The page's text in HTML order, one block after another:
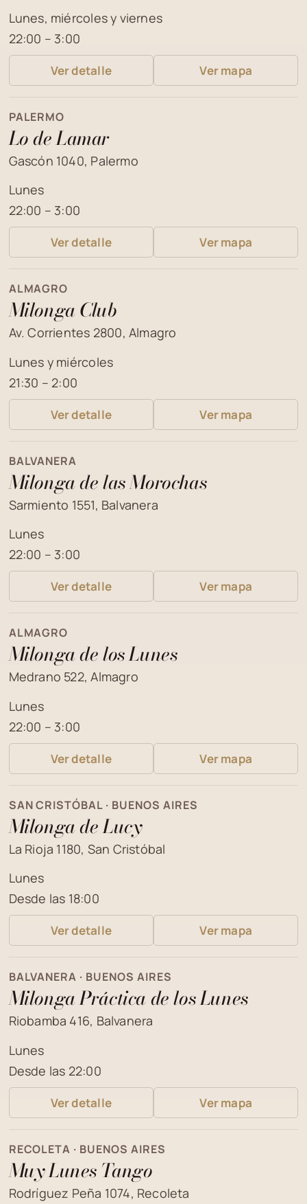
Lunes, miércoles y viernes
22:00 – 3:00
Ver detalle Ver mapa
PALERMO
Lo de Lamar
Gascón 1040, Palermo
Lunes
22:00 – 3:00
Ver detalle Ver mapa
ALMAGRO
Milonga Club
Av. Corrientes 2800, Almagro
Lunes y miércoles
21:30 – 2:00
Ver detalle Ver mapa
BALVANERA
Milonga de las Morochas
Sarmiento 1551, Balvanera
Lunes
22:00 – 3:00
Ver detalle Ver mapa
ALMAGRO
Milonga de los Lunes
Medrano 522, Almagro
Lunes
22:00 – 3:00
Ver detalle Ver mapa
SAN CRISTÓBAL · BUENOS AIRES
Milonga de Lucy
La Rioja 1180, San Cristóbal
Lunes
Desde las 18:00
Ver detalle Ver mapa
BALVANERA · BUENOS AIRES
Milonga Práctica de los Lunes
Riobamba 416, Balvanera
Lunes
Desde las 22:00
Ver detalle Ver mapa
RECOLETA · BUENOS AIRES
Muy Lunes Tango
Rodríguez Peña 1074, Recoleta